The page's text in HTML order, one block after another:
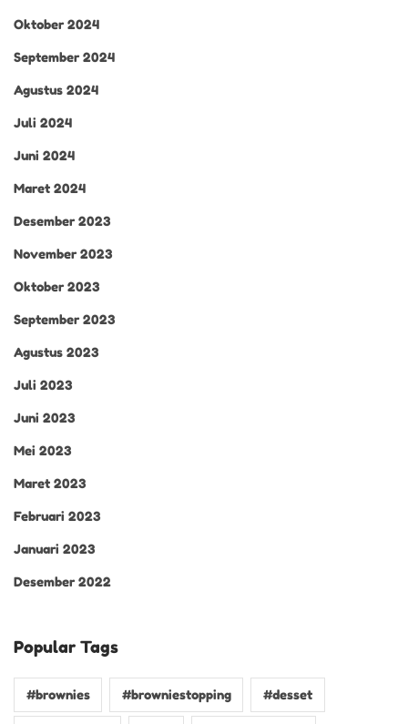
Oktober 2024
September 2024
Agustus 2024
Juli 2024
Juni 2024
Maret 2024
Desember 2023
November 2023
Oktober 2023
September 2023
Agustus 2023
Juli 2023
Juni 2023
Mei 2023
Maret 2023
Februari 2023
Januari 2023
Desember 2022
Popular Tags
#brownies #browniestopping #desset